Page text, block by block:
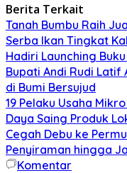
Berita Terkait
Tanah Bumbu Raih
Serba Ikan Tingkat
Hadiri Launching
Bupati Andi Rudi
di Bumi Bersujud
19 Pelaku Usaha
Daya Saing Produk
Cegah Debu ke
Penyiraman hingga
Komentar